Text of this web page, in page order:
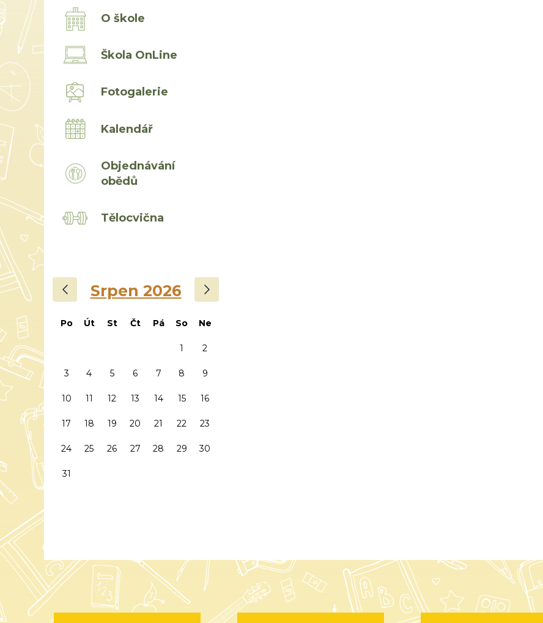
O škole
Škola OnLine
Fotogalerie
Kalendář
Objednávání
obědů
Tělocvična
Srpen 2026 ›
Po Út St Čt Pá So Ne
1 2
3 4 5 6 7 8 9
10 11 12 13 14 15 16
17 18 19 20 21 22 23
24 25 26 27 28 29 30
31